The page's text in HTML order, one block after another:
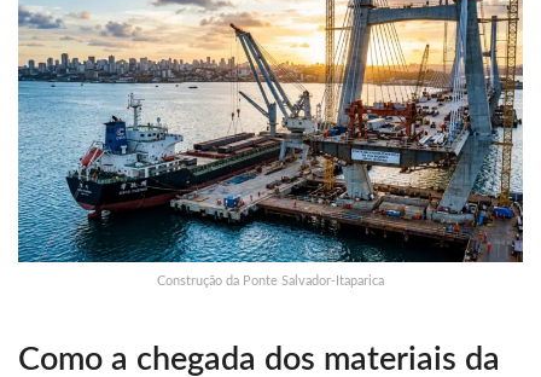
Construção da Ponte Salvador-Itaparica
Como a chegada dos materiais da